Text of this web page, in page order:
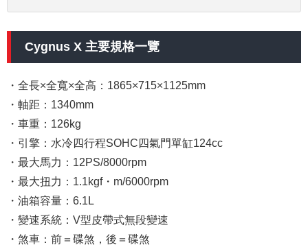
Cygnus X 主要規格一覽
・全長×全寬×全高：1865×715×1125mm
・軸距：1340mm
・車重：126kg
・引擎：水冷四行程SOHC四氣門單缸124cc
・最大馬力：12PS/8000rpm
・最大扭力：1.1kgf・m/6000rpm
・油箱容量：6.1L
・變速系統：V型皮帶式無段變速
・煞車：前＝碟煞，後＝碟煞